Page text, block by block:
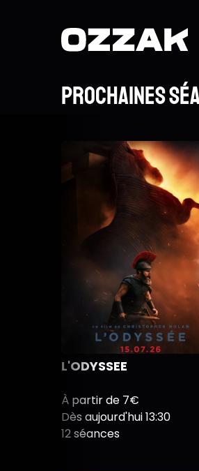
Prochaines
L'ODYSSEE
À partir de 7€
Dès aujourd'hui 13:30
12 séances